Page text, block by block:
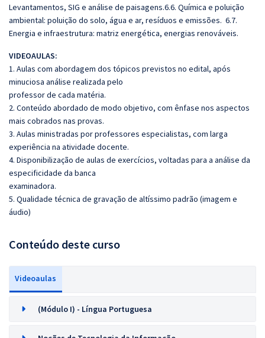
Levantamentos, SIG e análise de paisagens.6.6. Química e poluição
ambiental: poluição do solo, água e ar, resíduos e emissões. 6.7.
Energia e infraestrutura: matriz energética, energias renováveis.
VIDEOAULAS:
1. Aulas com abordagem dos tópicos previstos no edital, após
minuciosa análise realizada pelo
professor de cada matéria.
2. Conteúdo abordado de modo objetivo, com ênfase nos aspectos
mais cobrados nas provas.
3. Aulas ministradas por professores especialistas, com larga
experiência na atividade docente.
4. Disponibilização de aulas de exercícios, voltadas para a análise da
especificidade da banca
examinadora.
5. Qualidade técnica de gravação de altíssimo padrão (imagem e
áudio)
Conteúdo deste curso
Videoaulas
(Módulo I) - Língua Portuguesa